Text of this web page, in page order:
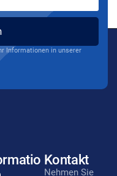
Informationen in unserer
Kontakt
Nehmen Sie